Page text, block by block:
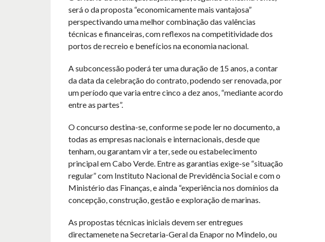
será o da proposta “economicamente mais vantajosa”
perspectivando uma melhor combinação das valências
técnicas e financeiras, com reflexos na competitividade dos
portos de recreio e benefícios na economia nacional.
A subconcessão poderá ter uma duração de 15 anos, a contar
da data da celebração do contrato, podendo ser renovada, por
um período que varia entre cinco a dez anos, “mediante acordo
entre as partes”.
O concurso destina-se, conforme se pode ler no documento, a
todas as empresas nacionais e internacionais, desde que
tenham, ou garantam vir a ter, sede ou estabelecimento
principal em Cabo Verde. Entre as garantias exige-se “situação
regular” com Instituto Nacional de Previdência Social e com o
Ministério das Finanças, e ainda “experiência nos domínios da
concepção, construção, gestão e exploração de marinas.
As propostas técnicas iniciais devem ser entregues
directamenete na Secretaria-Geral da Enapor no Mindelo, ou